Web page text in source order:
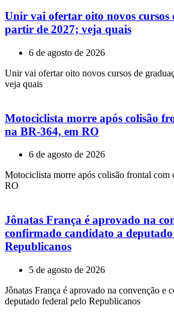
Unir vai ofertar oito novos cursos
partir de 2027; veja quais
6 de agosto de 2026
Unir vai ofertar oito novos cursos de
veja quais
Motociclista morre após colisão
na BR-364, em RO
6 de agosto de 2026
Motociclista morre após colisão frontal com
RO
Jônatas França é aprovado na
confirmado candidato a
Republicanos
5 de agosto de 2026
Jônatas França é aprovado na convenção e
deputado federal pelo Republicanos